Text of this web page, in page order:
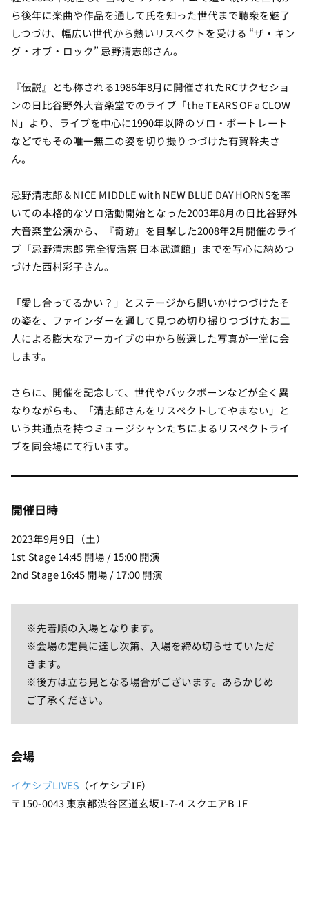
ら後年に楽曲や作品を通して氏を知った世代まで聴衆を魅了
しつづけ、幅広い世代から熱いリスペクトを受ける “ザ・キン
グ・オブ・ロック” 忌野清志郎さん。
『伝説』とも称される1986年8月に開催されたRCサクセショ
ンの日比谷野外大音楽堂でのライブ「the TEARS OF a CLOW
N」より、ライブを中心に1990年以降のソロ・ポートレート
などでもその唯一無二の姿を切り撮りつづけた有賀幹夫さ
ん。
忌野清志郎＆NICE MIDDLE with NEW BLUE DAY HORNSを率
いての本格的なソロ活動開始となった2003年8月の日比谷野外
大音楽堂公演から、『奇跡』を目撃した2008年2月開催のライ
ブ「忌野清志郎 完全復活祭 日本武道館」までを写心に納めつ
づけた西村彩子さん。
「愛し合ってるかい？」とステージから問いかけつづけたそ
の姿を、ファインダーを通して見つめ切り撮りつづけたお二
人による膨大なアーカイブの中から厳選した写真が一堂に会
します。
さらに、開催を記念して、世代やバックボーンなどが全く異
なりながらも、「清志郎さんをリスペクトしてやまない」と
いう共通点を持つミュージシャンたちによるリスペクトライ
ブを同会場にて行います。
開催日時
2023年9月9日（土）
1st Stage 14:45 開場 / 15:00 開演
2nd Stage 16:45 開場 / 17:00 開演
※先着順の入場となります。
※会場の定員に達し次第、入場を締め切らせていただ
きます。
※後方は立ち見となる場合がございます。あらかじめ
ご了承ください。
会場
イケシブLIVES （イケシブ1F）
〒150-0043 東京都渋谷区道玄坂1-7-4 スクエアB 1F